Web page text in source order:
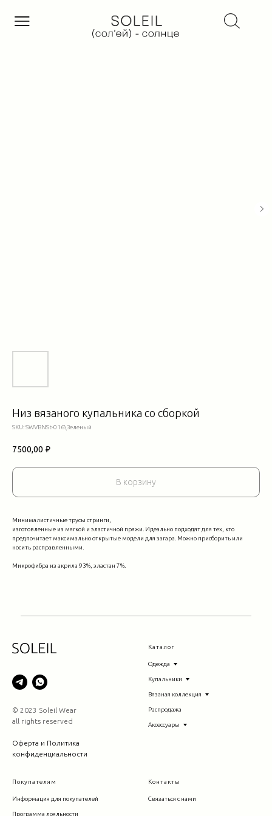
Низ вязаного купальника со сборкой
SKU:SWVBNSt-016\Зеленый
7500,00 ₽
В корзину
Минималистичные трусы стринги,
изготовленные из мягкой и эластичной пряжи. Идеально подходят для тех, кто
предпочитает максимально открытые модели для загара. Можно присборить или
носить расправленными.
Микрофибра из акрила 93%, эластан 7%.
© 2023 Soleil Wear
all rights reserved
Оферта и Политика
конфиденциальности
Каталог
Одежда
Купальники
Вязаная коллекция
Распродажа
Аксессуары
Покупателям
Информация для покупателей
Программа лояльности
Контакты
Связаться с нами